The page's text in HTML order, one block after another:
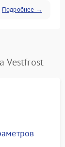
Подробнее →
Vestfrost